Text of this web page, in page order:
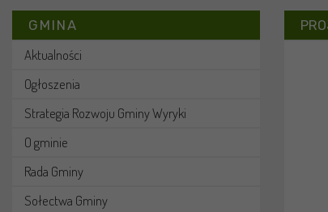
GMINA
Aktualności
Ogłoszenia
Strategia Rozwoju Gminy Wyryki
O gminie
Rada Gminy
Sołectwa Gminy